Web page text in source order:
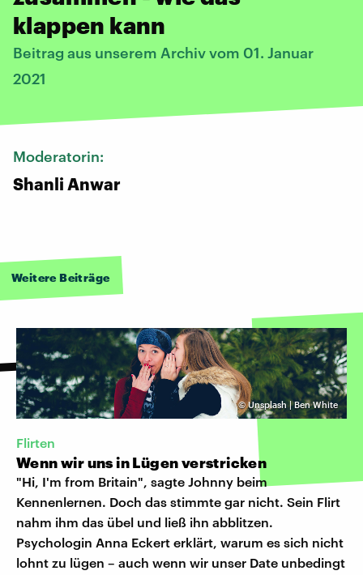
klappen kann
Beitrag aus unserem Archiv vom 01. Januar
2021
Moderatorin:
Shanli Anwar
Weitere Beiträge
©Unsplash | Ben White
Flirten
Wenn wir uns in Lügen verstricken
"Hi, I'm from Britain", sagte Johnny beim
Kennenlernen. Doch das stimmte gar nicht. Sein Flirt
nahm ihm das übel und ließ ihn abblitzen.
Psychologin Anna Eckert erklärt, warum es sich nicht
lohnt zu lügen – auch wenn wir unser Date unbedingt